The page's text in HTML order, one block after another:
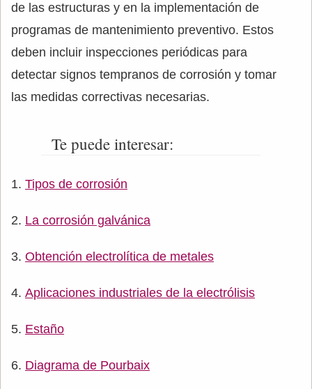
de las estructuras y en la implementación de
programas de mantenimiento preventivo. Estos
deben incluir inspecciones periódicas para
detectar signos tempranos de corrosión y tomar
las medidas correctivas necesarias.
Te puede interesar:
Tipos de corrosión
La corrosión galvánica
Obtención electrolítica de metales
Aplicaciones industriales de la electrólisis
Estaño
Diagrama de Pourbaix